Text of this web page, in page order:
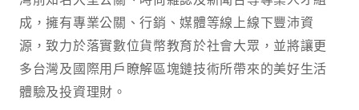
成，擁有專業公關、行銷、媒體等線上線下豐沛資
源，致力於落實數位貨幣教育於社會大眾，並將讓更
多台灣及國際用戶瞭解區塊鏈技術所帶來的美好生活
體驗及投資理財。